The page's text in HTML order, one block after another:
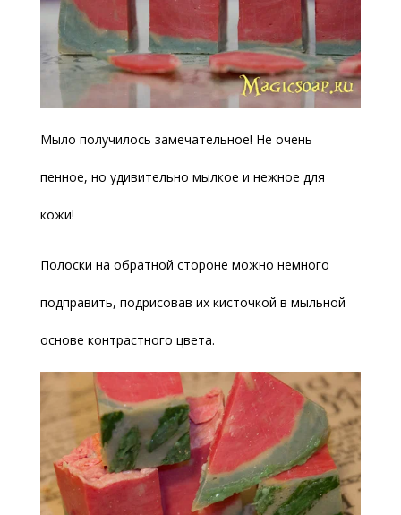
Мыло получилось замечательное! Не очень
пенное, но удивительно мылкое и нежное для
кожи!
Полоски на обратной стороне можно немного
подправить, подрисовав их кисточкой в мыльной
основе контрастного цвета.